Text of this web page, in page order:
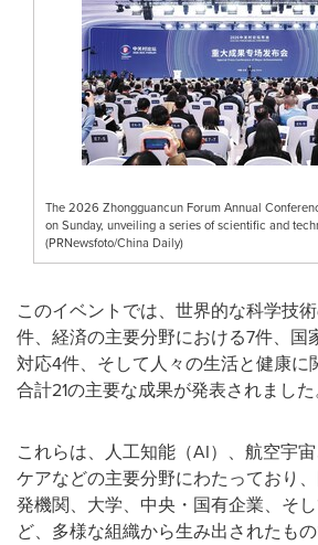
The 2026 Zhongguancun Forum Annual
on Sunday, unveiling​ a series of scientific and
(PRNewsfoto/China Daily)
このイベントでは、世界的な科学技
件、経済の主要分野における7件、国
対応4件、そして人々の生活と健康に
合計21の主要な成果が発表されました
これらは、人工知能（AI）、航空宇
ケアなどの主要分野にわたっており
発機関、大学、中央・国有企業、そ
ど、多様な組織から生み出されたもの